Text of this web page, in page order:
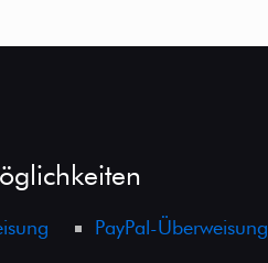
PayPal-Überweisung